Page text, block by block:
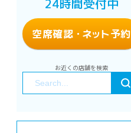
24時間受付中
空席確認 ・ネット予約
お近くの店舗を検索